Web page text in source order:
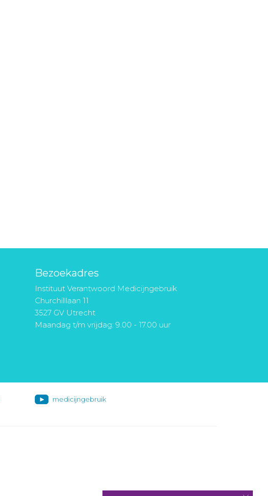
Bezoekadres
Instituut Verantwoord Medicijngebruik
Churchilllaan 11
3527 GV Utrecht
Maandag t/m vrijdag: 9.00 - 17.00 uur
medicijngebruik